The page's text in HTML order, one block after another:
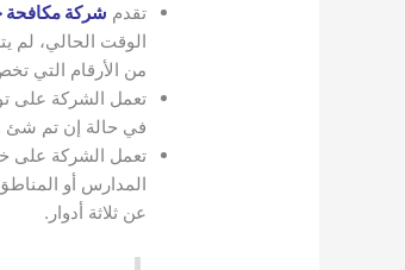
تقدم شركة
الوقت الحالي، لم
من الأرقام التي
تعمل الشركة على
في حالة إن تم شئ
تعمل الشركة على
المدارس أو
عن ثلاثة أدوار.